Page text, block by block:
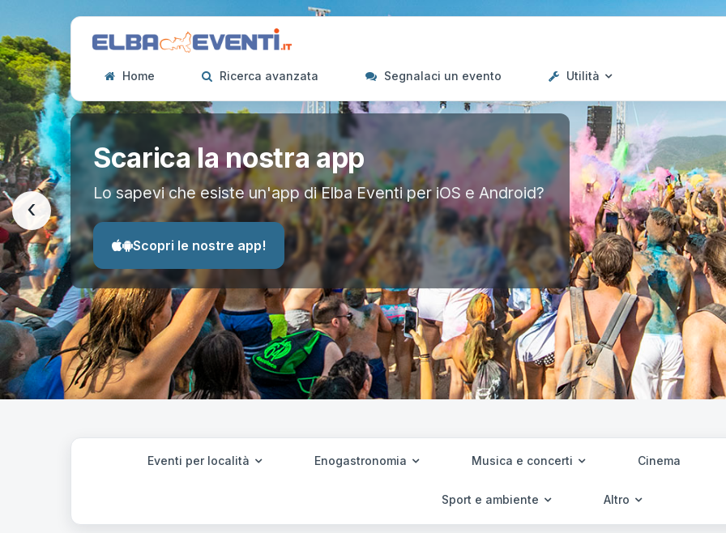
Home Ricerca avanzata Segnalaci un evento Utilità
Scarica la nostra app
Lo sapevi che esiste un'app di Elba Eventi per iOS e Android?
Scopri le nostre app!
‹
Eventi per località Enogastronomia Musica e concerti Cinema
Sport e ambiente Altro